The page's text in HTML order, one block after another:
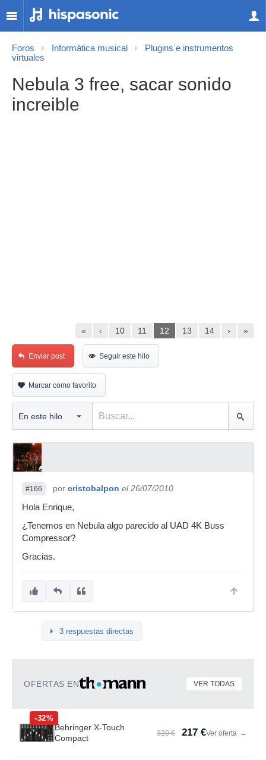
Foros Informática musical
Plugins e instrumentos
virtuales
Nebula 3 free, sacar sonido
increible
« ‹ 10 11 12 13 14 › »
Enviar post Seguir este hilo
Marcar como favorito
#166 por cristobalpon el 26/07/2010
Hola Enrique,
¿Tenemos en Nebula algo parecido al UAD 4K Buss
Compressor?
Gracias.
3 respuestas directas
OFERTAS EN VER TODAS
-32%
Behringer X-Touch
Compact
320 € 217 €Ver oferta →